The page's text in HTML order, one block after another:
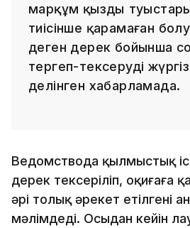
марқұм қыздың
тиісінше қарамаған
деген дерек бойынша
тергеп-тексеруді
делінген хабарламада.
Ведомствода қылмыстық
дерек тексеріліп, оқиғаға
әрі толық әрекет етілгені
мәлімдеді. Осыдан кейін